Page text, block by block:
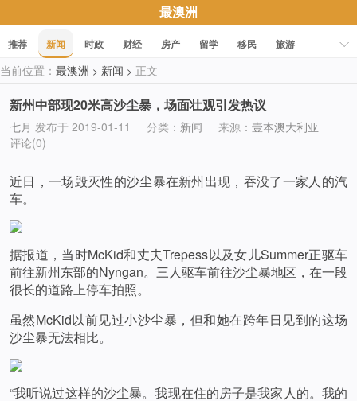
最澳洲
推荐 新闻 时政 财经 房产 留学 移民
旅游
科技
职场 美食 文化
当前位置： 最澳洲 > 新闻 > 正文
新州中部现20米高沙尘暴，场面壮观引发热议
七月 发布于 2019-01-11 分类： 新闻 来源： 壹本澳大利亚
评论(0)
近日，一场毁灭性的沙尘暴在新州出现，吞没了一家人的汽
车。
据报道，当时McKid和丈夫Trepess以及女儿Summer正驱车
前往新州东部的Nyngan。三人驱车前往沙尘暴地区，在一段
很长的道路上停车拍照。
虽然McKid以前见过小沙尘暴，但和她在跨年日见到的这场
沙尘暴无法相比。
“我听说过这样的沙尘暴。我现在住的房子是我家人的。我的